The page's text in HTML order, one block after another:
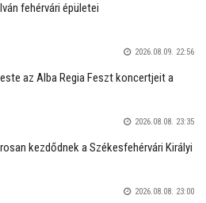
fehérvári épületei
2026.08.09. 22:56
az Alba Regia Feszt koncertjeit a
2026.08.08. 23:35
kezdődnek a Székesfehérvári Királyi
2026.08.08. 23:00